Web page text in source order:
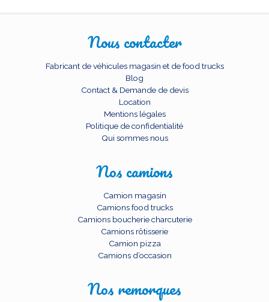
Nous contacter
Fabricant de véhicules magasin et de food trucks
Blog
Contact & Demande de devis
Location
Mentions légales
Politique de confidentialité
Qui sommes nous
Nos camions
Camion magasin
Camions food trucks
Camions boucherie charcuterie
Camions rôtisserie
Camion pizza
Camions d’occasion
Nos remorques